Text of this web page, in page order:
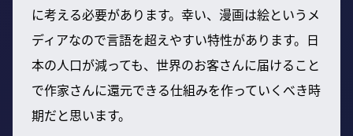
に考える必要があります。幸い、漫画は絵というメ
ディアなので言語を超えやすい特性があります。日
本の人口が減っても、世界のお客さんに届けること
で作家さんに還元できる仕組みを作っていくべき時
期だと思います。